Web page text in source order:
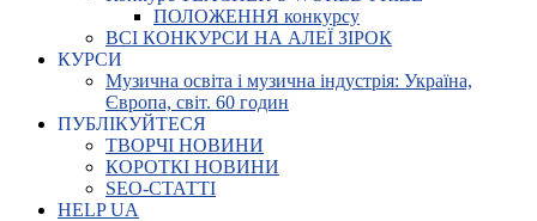
ПОЛОЖЕННЯ конкурсу
ВСІ КОНКУРСИ НА АЛЕЇ ЗІРОК
КУРСИ
Музична освіта і музична індустрія: Україна,
Європа, світ. 60 годин
ПУБЛІКУЙТЕСЯ
ТВОРЧІ НОВИНИ
КОРОТКІ НОВИНИ
SEO-СТАТТІ
HELP UA